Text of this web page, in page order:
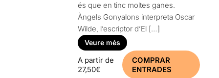
és que en tinc moltes ganes.
Àngels Gonyalons interpreta Oscar
Wilde, l’escriptor d’El […]
Veure més
A partir de
27,50€
COMPRAR
ENTRADES